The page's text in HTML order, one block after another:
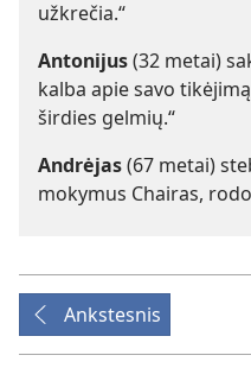
užkrečia.“
Antonijus(32 metai)
kalba apie savo
širdies gelmių.“
Andrėjas(67 metai)
mokymus Chairas,
Ankstesnis